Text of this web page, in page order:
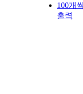
100개
출력